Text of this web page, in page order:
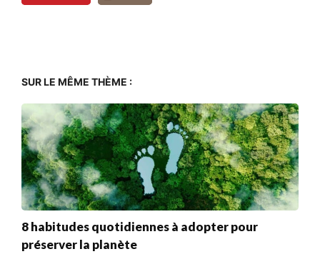
SUR LE MÊME THÈME :
8 habitudes quotidiennes à adopter pour
préserver la planète